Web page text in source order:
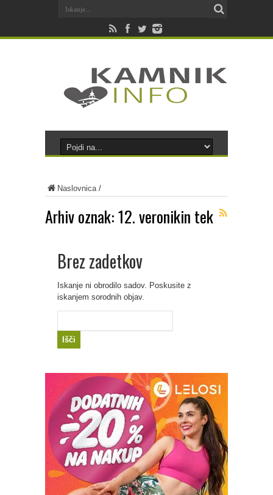
Naslovnica/
Arhiv oznak:12. veronikin tek
Brez zadetkov
Iskanje ni obrodilo sadov. Poskusite z
iskanjem sorodnih objav.